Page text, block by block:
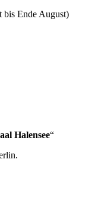
bis Ende August)
Halensee“